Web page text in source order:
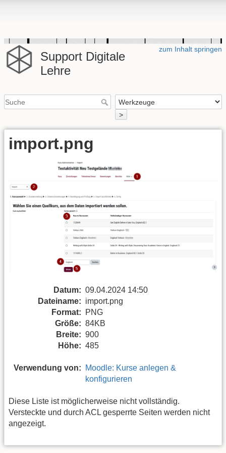
zum Inhalt springen
Support Digitale
Lehre
>
import.png
Datum: 09.04.2024 14:50
Dateiname: import.png
Format:
PNG
Größe: 84KB
Breite: 900
Höhe: 485
Verwendung von:
Moodle: Kurse anlegen &
konfigurieren
Diese Liste ist möglicherweise nicht vollständig.
Versteckte und durch ACL gesperrte Seiten werden nicht
angezeigt.